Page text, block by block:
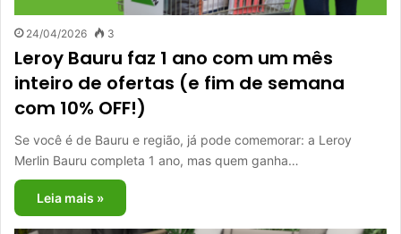
24/04/2026 3
Leroy Bauru faz 1 ano com um mês
inteiro de ofertas (e fim de semana
com 10% OFF!)
Se você é de Bauru e região, já pode comemorar: a Leroy
Merlin Bauru completa 1 ano, mas quem ganha…
Leia mais »